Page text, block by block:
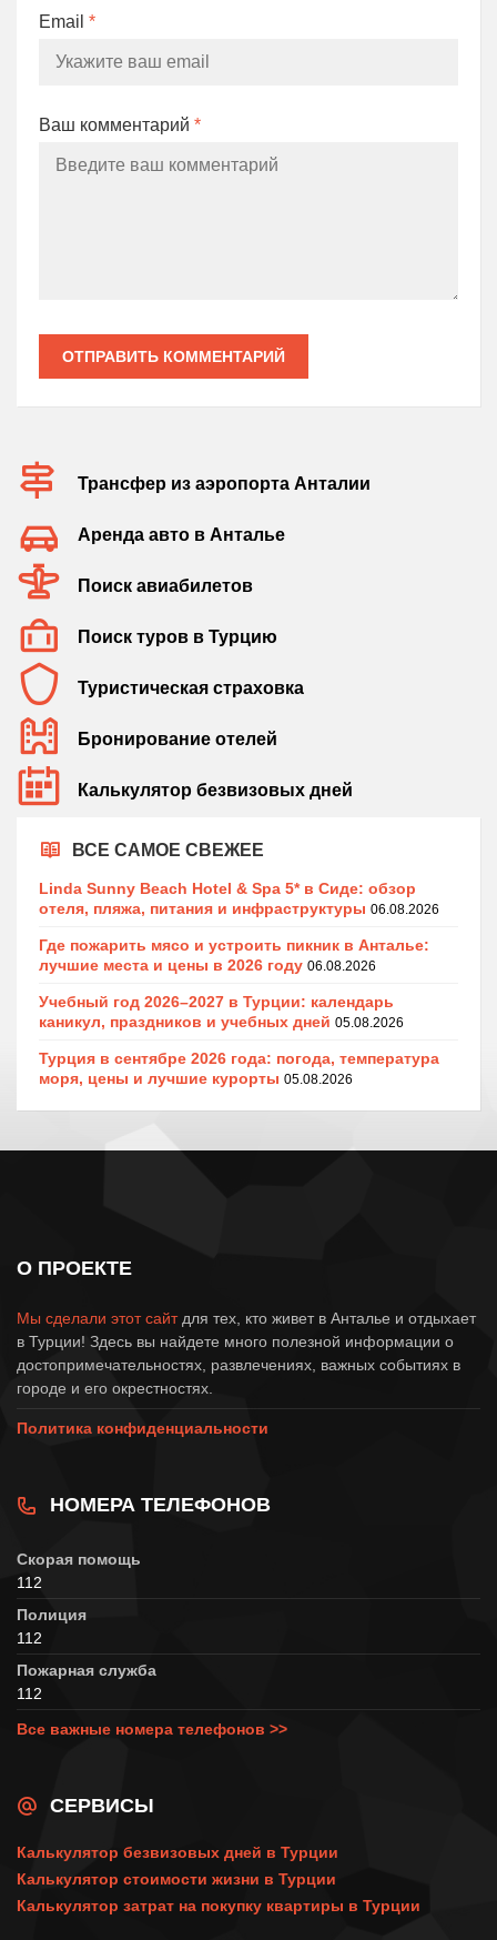
Email *
Ваш комментарий *
ОТПРАВИТЬ КОММЕНТАРИЙ
Трансфер из аэропорта Анталии
Аренда авто в Анталье
Поиск авиабилетов
Поиск туров в Турцию
Туристическая страховка
Бронирование отелей
Калькулятор безвизовых дней
ВСЕ САМОЕ СВЕЖЕЕ
Linda Sunny Beach Hotel & Spa 5* в Сиде: обзор
отеля, пляжа, питания и инфраструктуры 06.08.2026
Где пожарить мясо и устроить пикник в Анталье:
лучшие места и цены в 2026 году 06.08.2026
Учебный год 2026–2027 в Турции: календарь
каникул, праздников и учебных дней 05.08.2026
Турция в сентябре 2026 года: погода, температура
моря, цены и лучшие курорты 05.08.2026
О ПРОЕКТЕ
Мы сделали этот сайтдля тех, кто живет в Анталье и отдыхает
в Турции! Здесь вы найдете много полезной информации о
достопримечательностях, развлечениях, важных событиях в
городе и его окрестностях.
Политика конфиденциальности
НОМЕРА ТЕЛЕФОНОВ
Скорая помощь
112
Полиция
112
Пожарная служба
112
Все важные номера телефонов >>
СЕРВИСЫ
Калькулятор безвизовых дней в Турции
Калькулятор стоимости жизни в Турции
Калькулятор затрат на покупку квартиры в Турции